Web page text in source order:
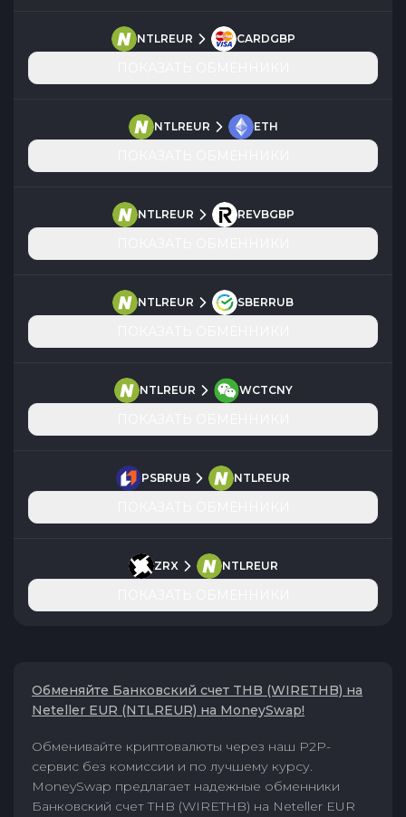
NTLREUR CARDGBP
NTLREUR ETH
NTLREUR REVBGBP
NTLREUR SBERRUB
NTLREUR WCTCNY
PSBRUB NTLREUR
ZRX NTLREUR
Обменяйте Банковский счет THB (WIRETHB) на
Neteller EUR (NTLREUR) на MoneySwap!
Обменивайте криптовалюты через наш P2P-
сервис без комиссии и по лучшему курсу.
MoneySwap предлагает надежные обменники
Банковский счет THB (WIRETHB) на Neteller EUR